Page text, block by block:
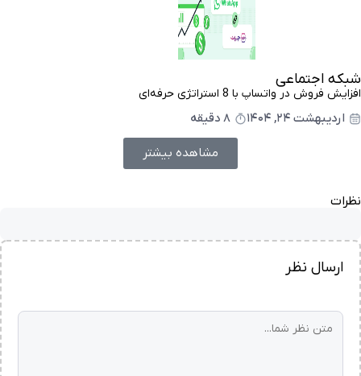
شبکه اجتماعی
افزایش فروش در واتساپ با 8 استراتژی حرفه‌ای
اردیبهشت ۲۴, ۱۴۰۴ 8 دقیقه
مشاهده بیشتر
نظرات
ارسال نظر